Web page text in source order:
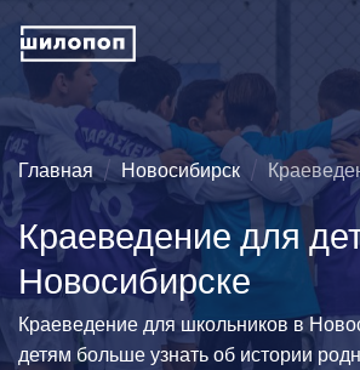
Главная Новосибирск
Краеведение для
Новосибирске
Краеведение для школьников в
детям больше узнать об истории